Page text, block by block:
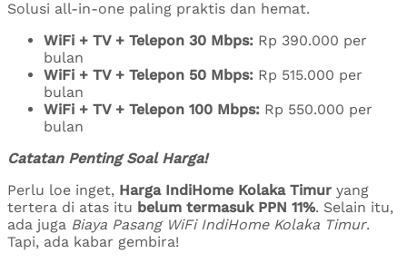
Solusi all-in-one paling praktis dan hemat.
WiFi + TV + Telepon 30 Mbps: Rp 390.000 per
bulan
WiFi + TV + Telepon 50 Mbps: Rp 515.000 per
bulan
WiFi + TV + Telepon 100 Mbps: Rp 550.000 per
bulan
Catatan Penting Soal Harga!
Perlu loe inget, Harga IndiHome Kolaka Timur yang
tertera di atas itu belum termasuk PPN 11%. Selain itu,
ada juga Biaya Pasang WiFi IndiHome Kolaka Timur.
Tapi, ada kabar gembira!